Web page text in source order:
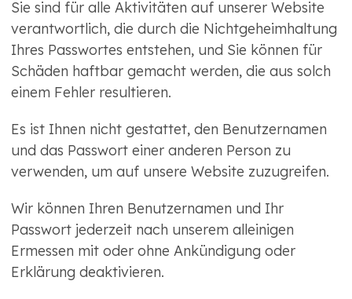
Sie sind für alle Aktivitäten auf unserer Website
verantwortlich, die durch die Nichtgeheimhaltung
Ihres Passwortes entstehen, und Sie können für
Schäden haftbar gemacht werden, die aus solch
einem Fehler resultieren.
Es ist Ihnen nicht gestattet, den Benutzernamen
und das Passwort einer anderen Person zu
verwenden, um auf unsere Website zuzugreifen.
Wir können Ihren Benutzernamen und Ihr
Passwort jederzeit nach unserem alleinigen
Ermessen mit oder ohne Ankündigung oder
Erklärung deaktivieren.